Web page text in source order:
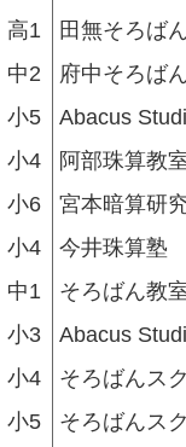
高1
田無そろば
中2
府中そろば
小5
Abacus
小4
阿部珠算教
小6
宮本暗算研
小4
今井珠算塾
中1
そろばん教
小3
Abacus
小4
そろばんス
小5
そろばんス